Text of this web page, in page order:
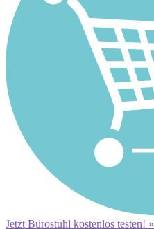
Jetzt Bürostuhl kostenlos testen! »